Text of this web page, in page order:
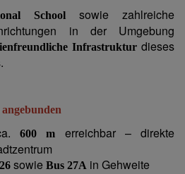
School
sowie zahlreiche
in der Umgebung
Infrastrukturdieses
600 m
erreichbar – direkte
sowie Bus 27A in Gehweite